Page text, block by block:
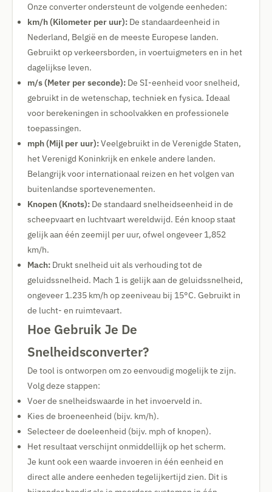
Onze converter ondersteunt de volgende eenheden:
km/h (Kilometer per uur): De standaardeenheid in
Nederland, België en de meeste Europese landen.
Gebruikt op verkeersborden, in voertuigmeters en in het
dagelijkse leven.
m/s (Meter per seconde): De SI-eenheid voor snelheid,
gebruikt in de wetenschap, techniek en fysica. Ideaal
voor berekeningen in schoolvakken en professionele
toepassingen.
mph (Mijl per uur):Veelgebruikt in de Verenigde Staten,
het Verenigd Koninkrijk en enkele andere landen.
Belangrijk voor internationaal reizen en het volgen van
buitenlandse sportevenementen.
Knopen (Knots): De standaard snelheidseenheid in de
scheepvaart en luchtvaart wereldwijd. Eén knoop staat
gelijk aan één zeemijl per uur, ofwel ongeveer 1,852
km/h.
Mach: Drukt snelheid uit als verhouding tot de
geluidssnelheid. Mach 1 is gelijk aan de geluidssnelheid,
ongeveer 1.235 km/h op zeeniveau bij 15°C. Gebruikt in
de lucht- en ruimtevaart.
Hoe Gebruik Je De
Snelheidsconverter?
De tool is ontworpen om zo eenvoudig mogelijk te zijn.
Volg deze stappen:
Voer de snelheidswaarde in het invoerveld in.
Kies de broeneenheid (bijv. km/h).
Selecteer de doeleenheid (bijv. mph of knopen).
Het resultaat verschijnt onmiddellijk op het scherm.
Je kunt ook een waarde invoeren in één eenheid en
direct alle andere eenheden tegelijkertijd zien. Dit is